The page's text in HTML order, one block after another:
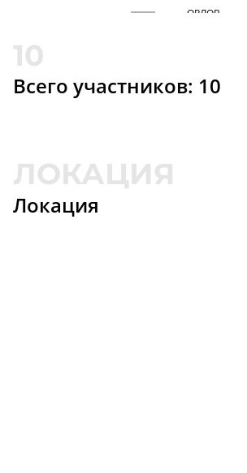
ОРЛОВ
Всего участников: 10
Локация